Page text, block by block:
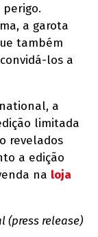
a garota
também
los a
a
limitada
revelados
a edição
na loja
(press release)